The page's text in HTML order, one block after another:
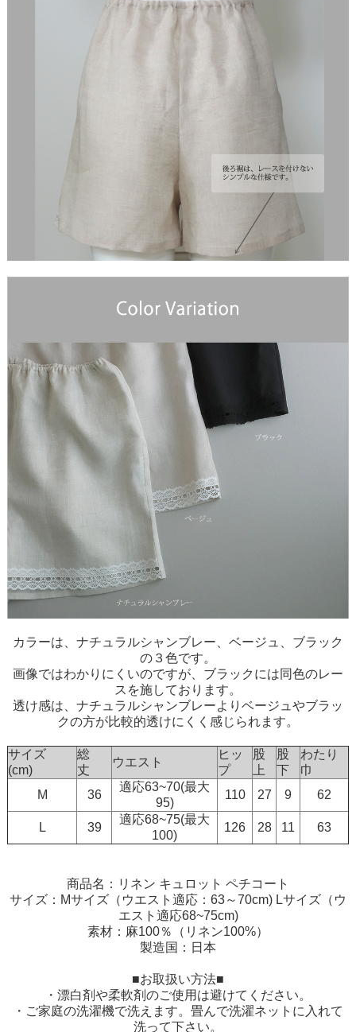
カラーは、ナチュラルシャンブレー、ベージュ、ブラック
の３色です。
画像ではわかりにくいのですが、ブラックには同色のレー
スを施しております。
透け感は、ナチュラルシャンブレーよりベージュやブラッ
クの方が比較的透けにくく感じられます。
サイズ
(cm)
総
丈
ウエスト
ヒッ
プ
股
上
股
下
わたり
巾
M
36
適応63~70(最大
95)
110 27 9 62
L 39
適応68~75(最大
100)
126 28 11 63
商品名：リネン キュロット ペチコート
サイズ：Mサイズ（ウエスト適応：63～70cm) Lサイズ（ウ
エスト適応68~75cm)
素材：麻100％（リネン100%）
製造国：日本
■お取扱い方法■
・漂白剤や柔軟剤のご使用は避けてください。
・ご家庭の洗濯機で洗えます。畳んで洗濯ネットに入れて
洗って下さい。